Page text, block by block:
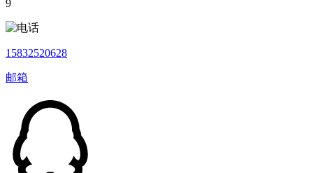
9
15832520628
邮箱